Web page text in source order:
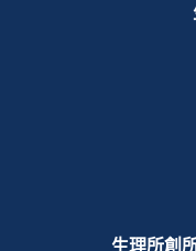
生理所創